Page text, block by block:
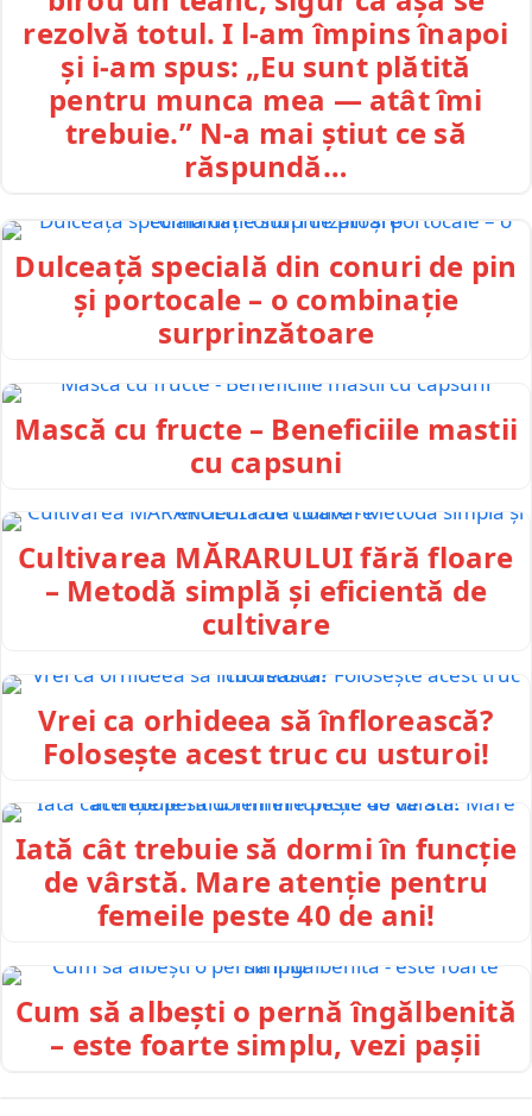
rezolvă totul. I l-am împins înapoi
și i-am spus: „Eu sunt plătită
pentru munca mea — atât îmi
trebuie.” N-a mai știut ce să
răspundă…
Dulceață specială din conuri de pin
și portocale – o combinație
surprinzătoare
Mască cu fructe – Beneficiile mastii
cu capsuni
Cultivarea MĂRARULUI fără floare
– Metodă simplă și eficientă de
cultivare
Vrei ca orhideea să înflorească?
Folosește acest truc cu usturoi!
Iată cât trebuie să dormi în funcție
de vârstă. Mare atenție pentru
femeile peste 40 de ani!
Cum să albești o pernă îngălbenită
– este foarte simplu, vezi pașii